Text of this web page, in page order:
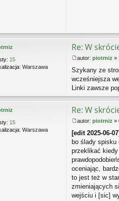
15
Warszawa
Re: W
o
s
t
autor: piotrniz »
Szykany ze
wcześniejsza
Linki zawsze
15
Warszawa
Re: W
o
s
t
autor: piotrniz »
[edit 2025-06-07]
bo ślady spisku
przeklikać
oceniając,
to jest też w
zmieniających
wejściu i [sic]